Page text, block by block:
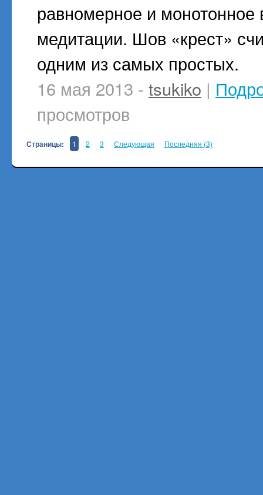
равномерное и
медитации. Шов «крест»
одним из самых простых.
16 мая 2013 - tsukiko |
просмотров
Страницы: 1 2 3 Следующая Последняя (3)